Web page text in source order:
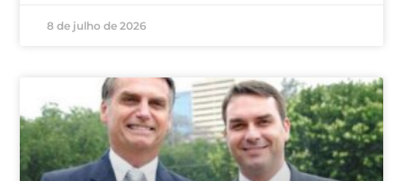
8 de julho de 2026